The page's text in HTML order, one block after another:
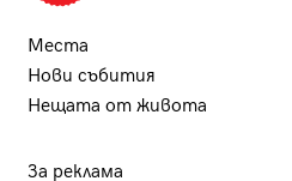
Места
Нови събития
Нещата от живота
За реклама